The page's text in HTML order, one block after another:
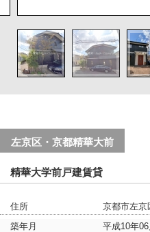
精華大学前戸建賃貸
左京区・京都精華大前
住所
京都市左京
築年月
平成10年06